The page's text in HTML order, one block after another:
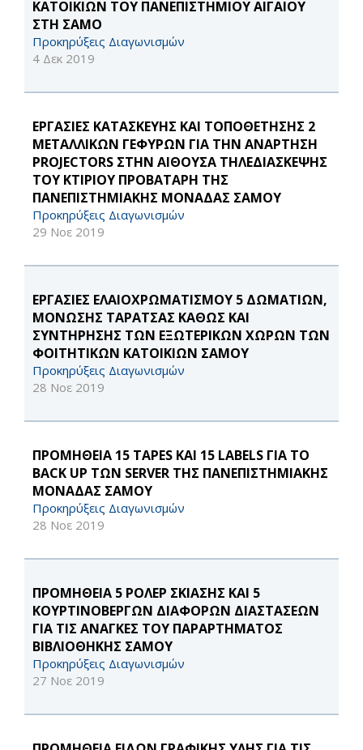
ΚΑΤΟΙΚΙΩΝ ΤΟΥ ΠΑΝΕΠΙΣΤΗΜΙΟΥ ΑΙΓΑΙΟΥ
ΣΤΗ ΣΑΜΟ
Προκηρύξεις Διαγωνισμών
4 Δεκ 2019
ΕΡΓΑΣΙΕΣ ΚΑΤΑΣΚΕΥΗΣ ΚΑΙ ΤΟΠΟΘΕΤΗΣΗΣ 2
ΜΕΤΑΛΛΙΚΩΝ ΓΕΦΥΡΩΝ ΓΙΑ ΤΗΝ ΑΝΑΡΤΗΣΗ
PROJECTORS ΣΤΗΝ ΑΙΘΟΥΣΑ ΤΗΛΕΔΙΑΣΚΕΨΗΣ
ΤΟΥ ΚΤΙΡΙΟΥ ΠΡΟΒΑΤΑΡΗ ΤΗΣ
ΠΑΝΕΠΙΣΤΗΜΙΑΚΗΣ ΜΟΝΑΔΑΣ ΣΑΜΟΥ
Προκηρύξεις Διαγωνισμών
29 Νοε 2019
ΕΡΓΑΣΙΕΣ ΕΛΑΙΟΧΡΩΜΑΤΙΣΜΟΥ 5 ΔΩΜΑΤΙΩΝ,
ΜΟΝΩΣΗΣ ΤΑΡΑΤΣΑΣ ΚΑΘΩΣ ΚΑΙ
ΣΥΝΤΗΡΗΣΗΣ ΤΩΝ ΕΞΩΤΕΡΙΚΩΝ ΧΩΡΩΝ ΤΩΝ
ΦΟΙΤΗΤΙΚΩΝ ΚΑΤΟΙΚΙΩΝ ΣΑΜΟΥ
Προκηρύξεις Διαγωνισμών
28 Νοε 2019
ΠΡΟΜΗΘΕΙΑ 15 TAPES ΚΑΙ 15 LABELS ΓΙΑ ΤΟ
BACK UP ΤΩΝ SERVER ΤΗΣ ΠΑΝΕΠΙΣΤΗΜΙΑΚΗΣ
ΜΟΝΑΔΑΣ ΣΑΜΟΥ
Προκηρύξεις Διαγωνισμών
28 Νοε 2019
ΠΡΟΜΗΘΕΙΑ 5 ΡΟΛΕΡ ΣΚΙΑΣΗΣ ΚΑΙ 5
ΚΟΥΡΤΙΝΟΒΕΡΓΩΝ ΔΙΑΦΟΡΩΝ ΔΙΑΣΤΑΣΕΩΝ
ΓΙΑ ΤΙΣ ΑΝΑΓΚΕΣ ΤΟΥ ΠΑΡΑΡΤΗΜΑΤΟΣ
ΒΙΒΛΙΟΘΗΚΗΣ ΣΑΜΟΥ
Προκηρύξεις Διαγωνισμών
27 Νοε 2019